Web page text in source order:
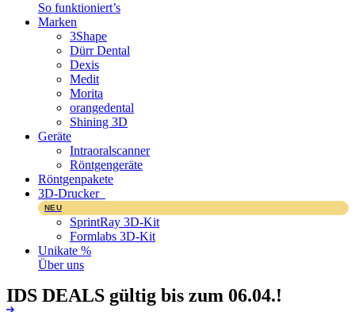
So funktioniert’s
Marken
3Shape
Dürr Dental
Dexis
Medit
Morita
orangedental
Shining 3D
Geräte
Intraoralscanner
Röntgengeräte
Röntgenpakete
3D-Drucker
NEU
SprintRay 3D-Kit
Formlabs 3D-Kit
Unikate %
Über uns
IDS DEALS gültig bis zum 06.04.!